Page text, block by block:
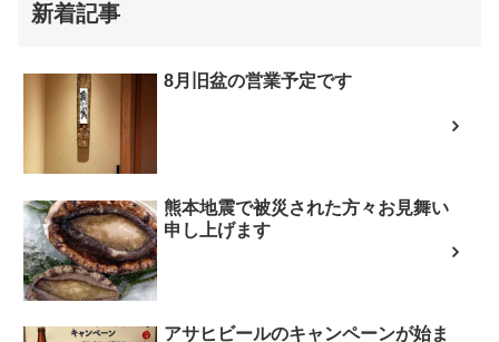
新着記事
8月旧盆の営業予定です
熊本地震で被災された方々お見舞い
申し上げます
アサヒビールのキャンペーンが始ま